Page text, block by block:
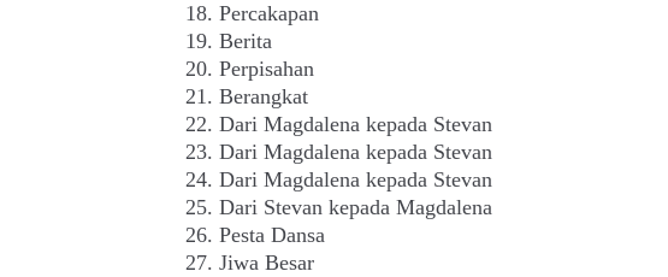
Percakapan
Berita
Perpisahan
Berangkat
Dari Magdalena kepada Stevan
Dari Magdalena kepada Stevan
Dari Magdalena kepada Stevan
Dari Stevan kepada Magdalena
Pesta Dansa
Jiwa Besar